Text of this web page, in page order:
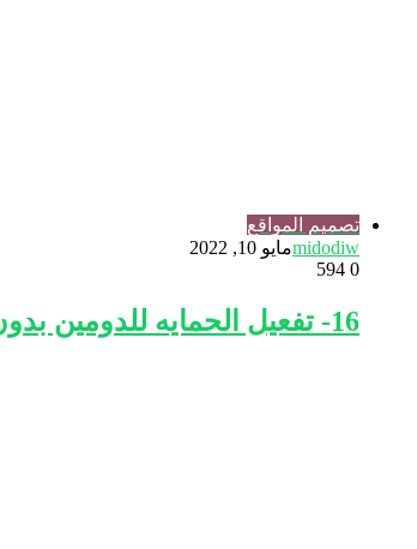
تصميم المواقع
midodiwمايو 10, 2022
0
16- تفعيل الحمايه للدومين بدون اي تكلفه ssl https